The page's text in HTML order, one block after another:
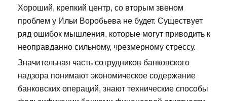
Хороший, крепкий центр, со вторым звеном
проблем у Ильи Воробьева не будет. Существует
ряд ошибок мышления, которые могут приводить к
неоправданно сильному, чрезмерному стрессу.
Значительная часть сотрудников банковского
надзора понимают экономическое содержание
банковских операций, знают технические способы